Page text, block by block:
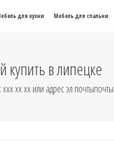
для кухни Мебель для спальни
купить в липецке
xx xx или адрес эл почтыпочты